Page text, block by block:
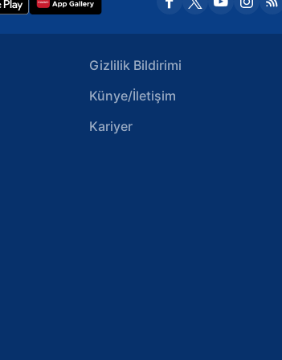
Gizlilik Bildirimi
Künye/İletişim
Kariyer